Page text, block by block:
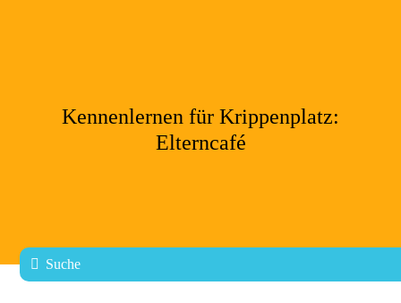
Kennenlernen für Krippenplatz:
Elterncafé